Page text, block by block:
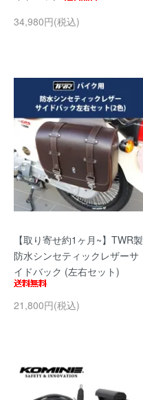
34,980円(税込)
【取り寄せ約1ヶ月~】TWR製
防水シンセティックレザーサ
イドバック (左右セット)
21,800円(税込)